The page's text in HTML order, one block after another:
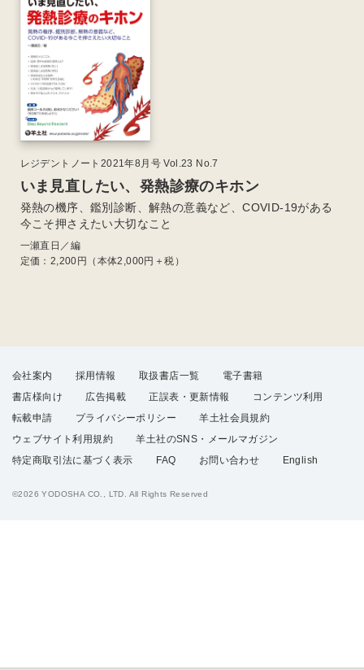
レジデントノート2021年8月号 Vol.23 No.7
いま見直したい、発熱診療のキホン
発熱の機序、鑑別診断、解熱の意義など、COVID-19がある
今こそ押さえたい大切なこと
一瀬直日／編
定価： 2,200 円（本体2,000円＋税）
会社案内 採用情報 取扱書店一覧
電子書籍
書店様向け
広告掲載 正誤表・更新情報
コンテンツ利用
転載申請
プライバシーポリシー
羊土社会員規約
ウェブサイト利用規約
羊土社のSNS・メールマガジン
特定商取引法に基づく表示
FAQ お問い合わせ English
©2026 YODOSHA CO., LTD. All Rights Reserved